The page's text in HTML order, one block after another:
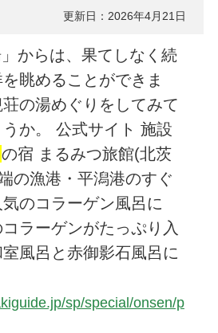
更新日：2026年4月21日
からは、果てしなく続
眺めることができま
の湯めぐりをしてみて
か。 公式サイト 施設
の宿 まるみつ旅館(北茨
の漁港・平潟港のすぐ
のコラーゲン風呂に
ラーゲンがたっぷり入
風呂と赤御影石風呂に
sp/special/onsen/p